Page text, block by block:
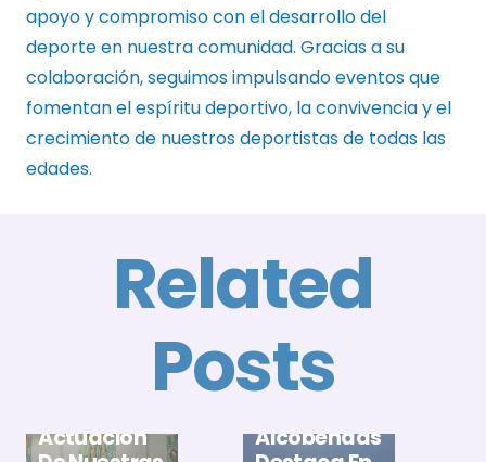
apoyo y compromiso con el desarrollo del
deporte en nuestra comunidad. Gracias a su
colaboración, seguimos impulsando eventos que
fomentan el espíritu deportivo, la convivencia y el
crecimiento de nuestros deportistas de todas las
edades.
Related
Posts
Actuación
El Club
Alcobendas